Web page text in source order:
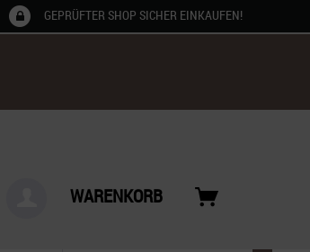
GEPRÜFTER SHOP SICHER EINKAUFEN!
WARENKORB